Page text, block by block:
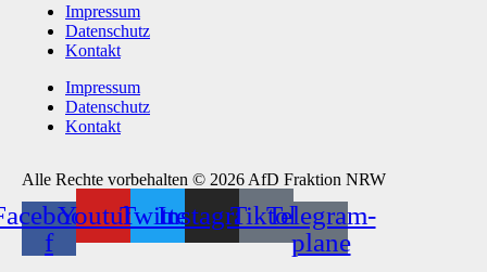
Impressum
Datenschutz
Kontakt
Impressum
Datenschutz
Kontakt
Alle Rechte vorbehalten © 2026 AfD Fraktion NRW
f
YoutubeTwitterInstagramTiktokTelegram-
plane